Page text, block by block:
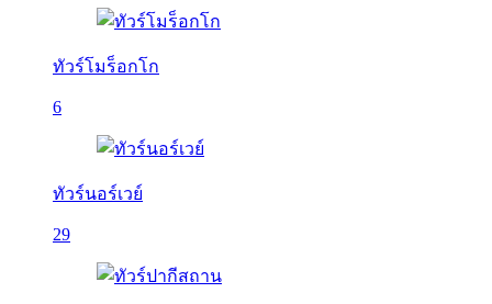
ทัวร์โมร็อกโก
6
ทัวร์นอร์เวย์
29